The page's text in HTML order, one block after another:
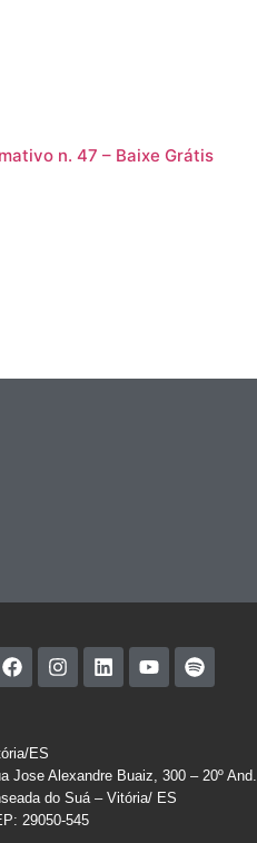
n. 47 – Baixe Grátis
ES
Jose Alexandre Buaiz, 300 – 20º And.
do Suá – Vitória/ ES
29050-545